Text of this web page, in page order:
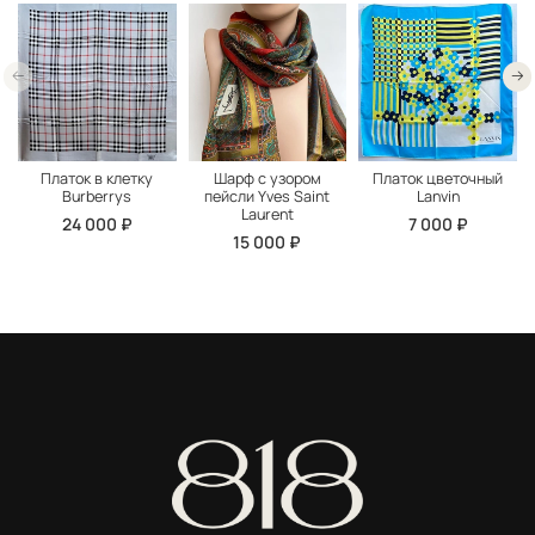
Платок в клетку
Burberrys
24 000 ₽
Шарф с узором
пейсли Yves Saint
Laurent
15 000 ₽
Платок цветочный
Lanvin
7 000 ₽